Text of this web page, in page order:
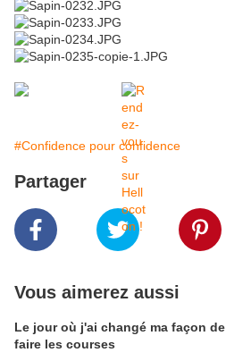
#Confidence pour confidence
Partager
Vous aimerez aussi
Le jour où j'ai changé ma façon de
faire les courses